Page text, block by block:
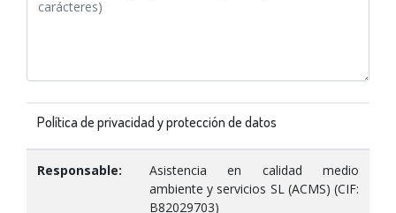
Política de privacidad y protección de datos
Responsable:
Asistencia en calidad medio
ambiente y servicios SL (ACMS) (CIF:
B82029703)